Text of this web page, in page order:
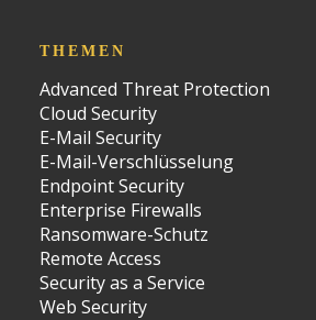
THEMEN
Advanced Threat Protection
Cloud Security
E-Mail Security
E-Mail-Verschlüsselung
Endpoint Security
Enterprise Firewalls
Ransomware-Schutz
Remote Access
Security as a Service
Web Security